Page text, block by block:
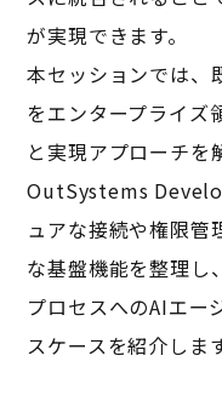
が実現できます。
本セッションでは、
をエンタープライズ
と実現アプローチを
OutSystems
ュアな接続や権限管
な基盤機能を整理
プロセスへのAIエー
スケースを紹介します